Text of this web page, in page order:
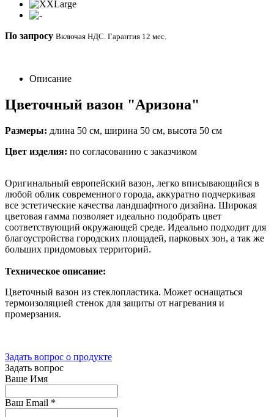
По запросу Включая НДС. Гарантия 12 мес.
Описание
Цветочный вазон "Аризона"
Размеры: длина 50 cм, ширина 50 см, высота 50 см
Цвет изделия: по согласованию с заказчиком
Оригинальный европейский вазон, легко вписывающийся в
любой облик современного города, аккуратно подчеркивая
все эстетические качества ландшафтного дизайна. Широкая
цветовая гамма позволяет идеально подобрать цвет
соответствующий окружающей среде. Идеально подходит для
благоустройства городских площадей, парковых зон, а так же
больших придомовых территорий.
Техническое описание:
Цветочный вазон из стеклопластика. Может оснащаться
термоизоляцией стенок для защиты от нагревания и
промерзания.
Задать вопрос о продукте
Задать вопрос
Ваше Имя
Ваш Email *